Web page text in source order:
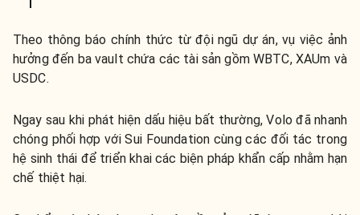
Theo thông báo chính thức từ đội ngũ dự án, vụ việc ảnh
hưởng đến ba vault chứa các tài sản gồm WBTC, XAUm và
USDC.
Ngay sau khi phát hiện dấu hiệu bất thường, Volo đã nhanh
chóng phối hợp với Sui Foundation cùng các đối tác trong
hệ sinh thái để triển khai các biện pháp khẩn cấp nhằm hạn
chế thiệt hại.